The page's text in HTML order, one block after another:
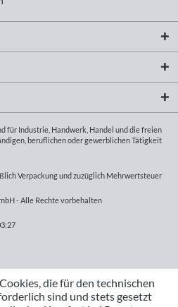
für Industrie, Handwerk, Handel und die freien
beruflichen oder gewerblichen Tätigkeit
Verpackung und zuzüglich Mehrwertsteuer
- Alle Rechte vorbehalten
die für den technischen
sind und stets gesetzt